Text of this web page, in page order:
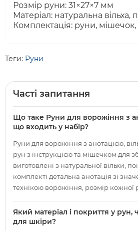
Розмір руни: 31×27×7 мм
Матеріал: натуральна
Комплектація: руни, мішечок,
Теги: Руни
Часті запитання
Що таке Руни для ворожіння з
що входить у набір?
Руни для ворожіння з анотацією,
рун з інструкцією та мішечком для
виготовлені з натуральної вільхи,
комплекті детальна анотація зі
технікою ворожіння, розмір кожної
Який матеріал і покриття у рун,
для шкіри?